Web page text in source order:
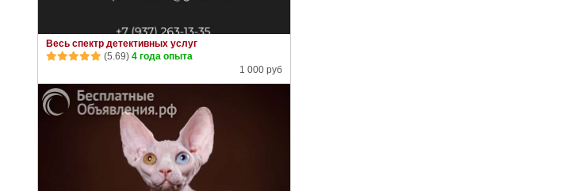
Весь спектр детективных услуг
(5.69) 4 года опыта
1 000 руб